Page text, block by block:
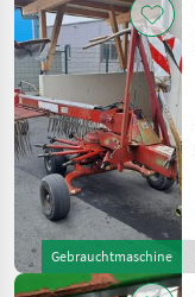
Gebrauchtmaschine